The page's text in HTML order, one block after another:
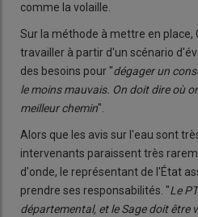
comme la volaille.
Sur la méthode à mettre en place,
travailler à partir d'un scénario
des besoins pour "dégager un
le moins mauvais. On doit dire où
meilleur chemin".
Alors que les avis sur l'eau sont
intervenants paraissent très
d'onde, le représentant de l'État
prendre ses responsabilités. "Le
départemental, et le Sage doit être